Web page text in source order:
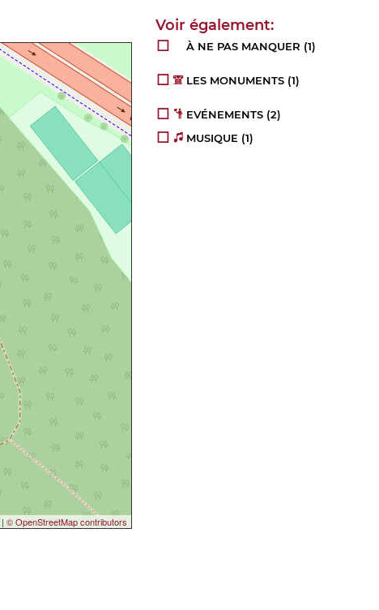
| © OpenStreetMap contributors
À NE PAS MANQUER (1)
LES MONUMENTS (1)
EVÉNEMENTS (2)
MUSIQUE (1)